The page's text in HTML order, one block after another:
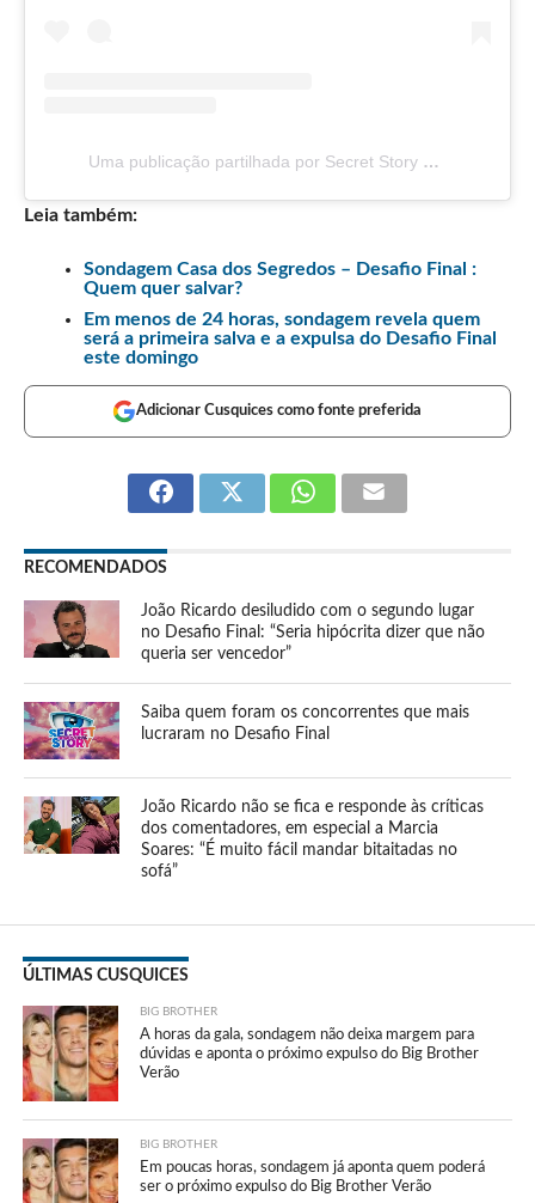
Uma publicação partilhada por Secret Story TVI (@sstvi)
Leia também:
Sondagem Casa dos Segredos – Desafio Final :
Quem quer salvar?
Em menos de 24 horas, sondagem revela quem
será a primeira salva e a expulsa do Desafio Final
este domingo
Adicionar Cusquices como fonte preferida
RECOMENDADOS
João Ricardo desiludido com o segundo lugar
no Desafio Final: “Seria hipócrita dizer que não
queria ser vencedor”
Saiba quem foram os concorrentes que mais
lucraram no Desafio Final
João Ricardo não se fica e responde às críticas
dos comentadores, em especial a Marcia
Soares: “É muito fácil mandar bitaitadas no
sofá”
ÚLTIMAS CUSQUICES
BIG BROTHER
A horas da gala, sondagem não deixa margem para
dúvidas e aponta o próximo expulso do Big Brother
Verão
BIG BROTHER
Em poucas horas, sondagem já aponta quem poderá
ser o próximo expulso do Big Brother Verão